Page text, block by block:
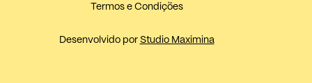
Termos e Condições
Desenvolvido por Studio Maximina